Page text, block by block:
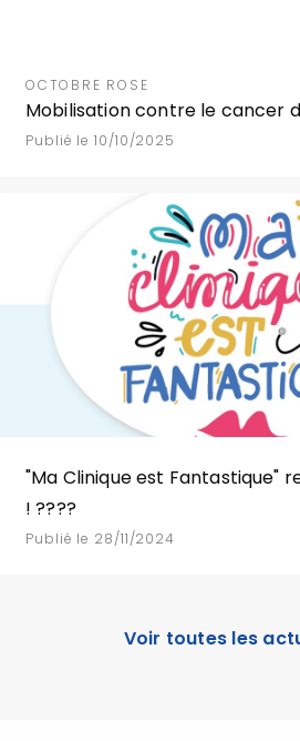
OCTOBRE ROSE
Mobilisation contre le cancer
Publié le 10/10/2025
"Ma Clinique est Fantastique"
! ????
Publié le 28/11/2024
Voir toutes les